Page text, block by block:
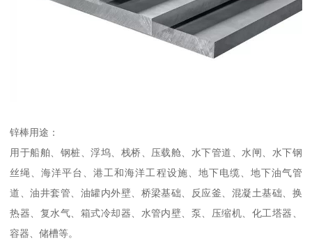
锌棒用途：
用于船舶、钢桩、浮坞、栈桥、压载舱、水下管道、水闸、水下钢
丝绳、海洋平台、港工和海洋工程设施、地下电缆、地下油气管
道、油井套管、油罐内外壁、桥梁基础、反应釜、混凝土基础、换
热器、复水气、箱式冷却器、水管内壁、泵、压缩机、化工塔器、
容器、储槽等。